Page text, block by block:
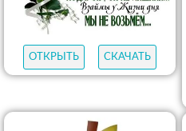
ОТКРЫТЬ СКАЧАТЬ